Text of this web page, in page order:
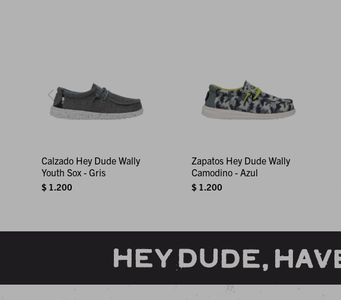
Calzado Hey Dude Wally
Youth Sox - Gris
$ 1.200
Zapatos Hey Dude Wally
Camodino - Azul
$ 1.200